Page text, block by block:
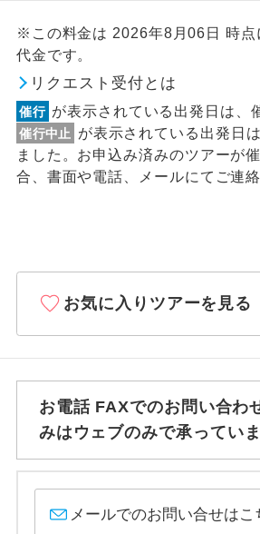
※この料金は 2026年8月06日 時点
代金です。
リクエスト受付とは
催行 が表示されている出発日は、
催行中止
が表示されている出発日
ました。お申込み済みのツアーが
合、書面や電話、メールにてご連絡
お気に入りツアーを見る
お電話 FAXでのお問い合わ
みはウェブのみで承っていま
メールでのお問い合せはこ